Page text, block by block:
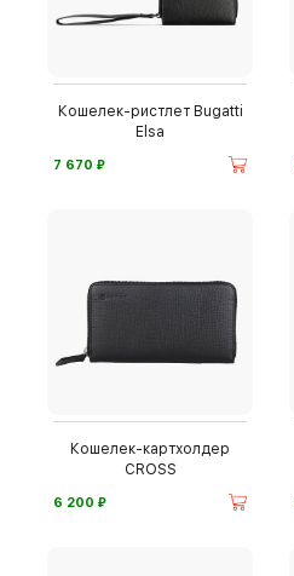
Кошелек-ристлет Bugatti
Elsa
7 670 ⃏
Кошелек-картхолдер
CROSS
6 200 ⃏